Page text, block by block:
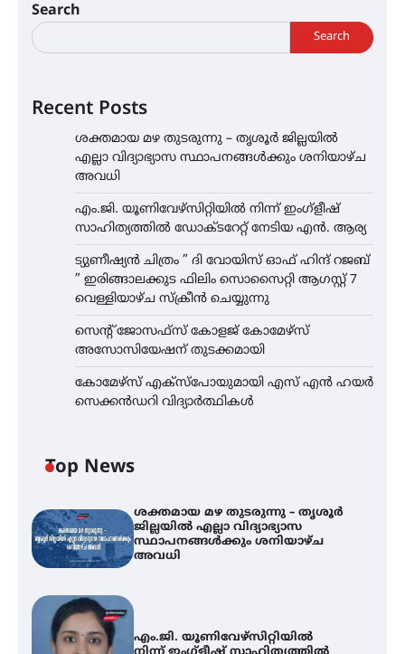
Search
Search
Recent Posts
ശക്തമായ മഴ തുടരുന്നു – തൃശൂർ ജില്ലയിൽ
എല്ലാ വിദ്യാഭ്യാസ സ്ഥാപനങ്ങൾക്കും ശനിയാഴ്ച
അവധി
എം.ജി. യൂണിവേഴ്‌സിറ്റിയിൽ നിന്ന് ഇംഗ്ളീഷ്
സാഹിത്യത്തിൽ ഡോക്ടറേറ്റ് നേടിയ എൻ. ആര്യ
ട്യുണീഷ്യൻ ചിത്രം ” ദി വോയിസ് ഓഫ് ഹിന്ദ് റജബ്
” ഇരിങ്ങാലക്കുട ഫിലിം സൊസൈറ്റി ആഗസ്റ്റ് 7
വെള്ളിയാഴ്ച സ്‌ക്രീൻ ചെയ്യുന്നു
സെന്റ് ജോസഫ്സ് കോളജ് കോമേഴ്‌സ്
അസോസിയേഷന് തുടക്കമായി
കോമേഴ്സ് എക്സ്പോയുമായി എസ് എൻ ഹയർ
സെക്കൻഡറി വിദ്യാർത്ഥികൾ
Top News
ശക്തമായ മഴ തുടരുന്നു – തൃശൂർ
ജില്ലയിൽ എല്ലാ വിദ്യാഭ്യാസ
സ്ഥാപനങ്ങൾക്കും ശനിയാഴ്ച
അവധി
എം.ജി. യൂണിവേഴ്‌സിറ്റിയിൽ